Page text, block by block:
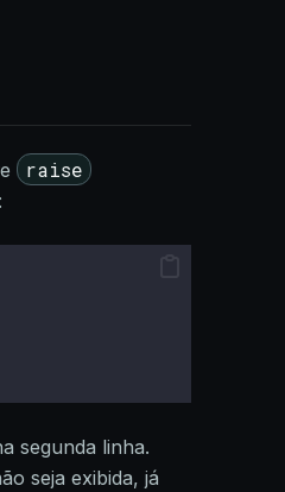
raise
segunda linha.
seja exibida, já